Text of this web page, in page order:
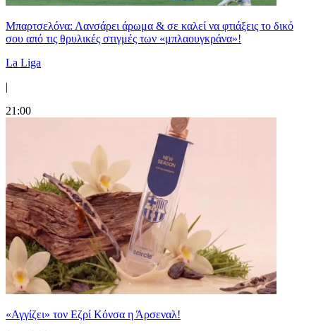
Μπαρτσελόνα: Λανσάρει άρωμα & σε καλεί να φτιάξεις το δικό
σου από τις θρυλικές στιγμές των «μπλαουγκράνα»!
La Liga
|
21:00
«Αγγίζει» τον Εζρί Κόνσα η Άρσεναλ!